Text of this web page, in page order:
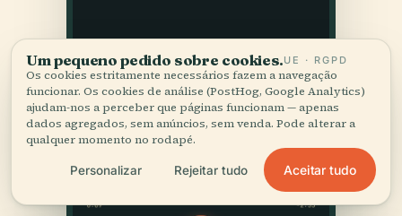
Um pequeno pedido sobre cookies.UE · RGPD
Os cookies estritamente necessários fazem a navegação
funcionar. Os cookies de análise (PostHog, Google Analytics)
ajudam-nos a perceber que páginas funcionam — apenas
dados agregados, sem anúncios, sem venda. Pode alterar a
qualquer momento no rodapé.
Personalizar Rejeitar tudo Aceitar tudo